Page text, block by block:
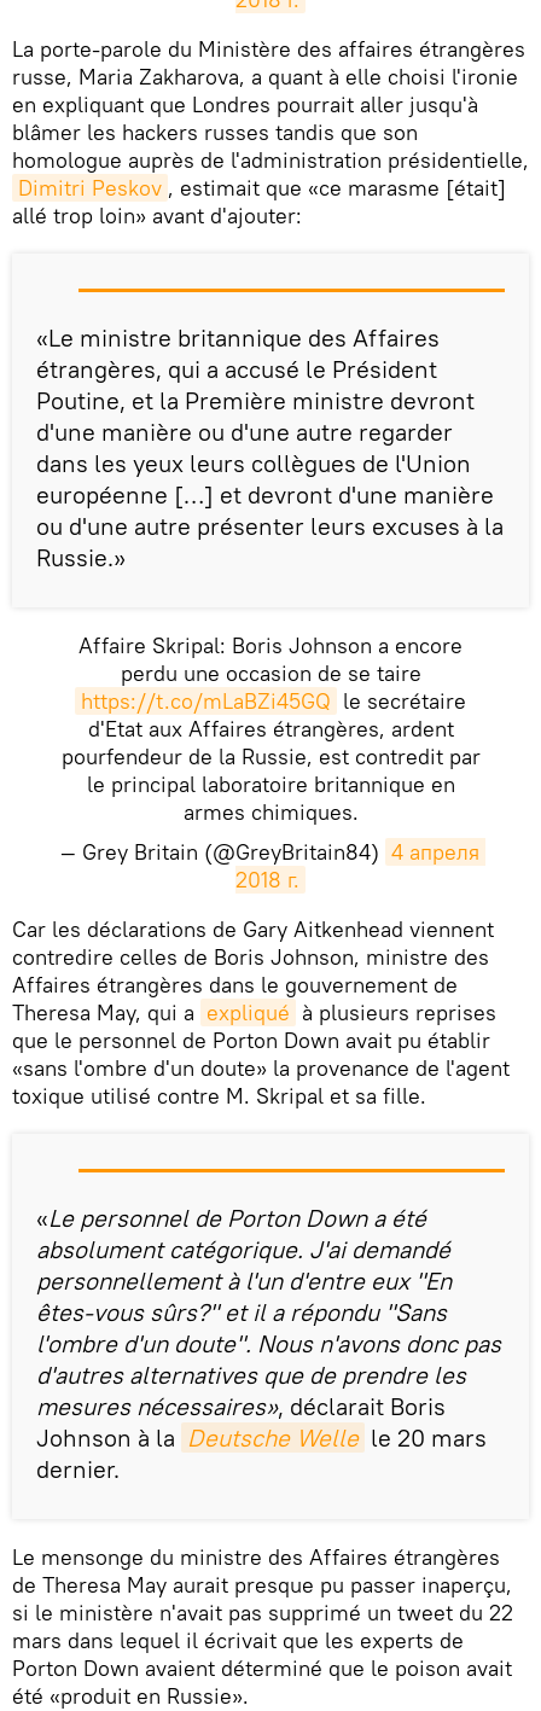
​La porte-parole du Ministère des affaires étrangères
russe, Maria Zakharova, a quant à elle choisi l'ironie
en expliquant que Londres pourrait aller jusqu'à
blâmer les hackers russes tandis que son
homologue auprès de l'administration présidentielle,
Dimitri Peskov , estimait que «ce marasme [était]
allé trop loin» avant d'ajouter:
«Le ministre britannique des Affaires
étrangères, qui a accusé le Président
Poutine, et la Première ministre devront
d'une manière ou d'une autre regarder
dans les yeux leurs collègues de l'Union
européenne […] et devront d'une manière
ou d'une autre présenter leurs excuses à la
Russie.»
Affaire Skripal: Boris Johnson a encore
perdu une occasion de se taire
https://t.co/mLaBZi45GQ le secrétaire
d'Etat aux Affaires étrangères, ardent
pourfendeur de la Russie, est contredit par
le principal laboratoire britannique en
armes chimiques.
— Grey Britain (@GreyBritain84) 4 апреля
2018 г.
​Car les déclarations de Gary Aitkenhead viennent
contredire celles de Boris Johnson, ministre des
Affaires étrangères dans le gouvernement de
Theresa May, qui a expliqué à plusieurs reprises
que le personnel de Porton Down avait pu établir
«sans l'ombre d'un doute» la provenance de l'agent
toxique utilisé contre M. Skripal et sa fille.
«Le personnel de Porton Down a été
absolument catégorique. J'ai demandé
personnellement à l'un d'entre eux "En
êtes-vous sûrs?" et il a répondu "Sans
l'ombre d'un doute". Nous n'avons donc pas
d'autres alternatives que de prendre les
mesures nécessaires», déclarait Boris
Johnson à la Deutsche Welle le 20 mars
dernier.
Le mensonge du ministre des Affaires étrangères
de Theresa May aurait presque pu passer inaperçu,
si le ministère n'avait pas supprimé un tweet du 22
mars dans lequel il écrivait que les experts de
Porton Down avaient déterminé que le poison avait
été «produit en Russie».